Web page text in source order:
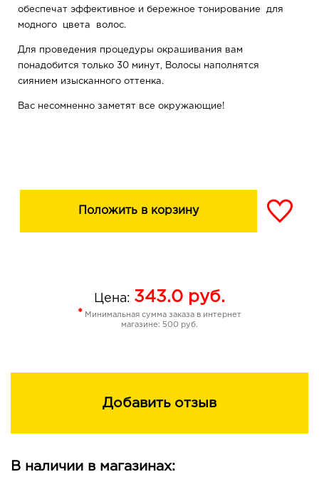
обеспечат эффективное и бережное тонирование для
модного цвета волос.
Для проведения процедуры окрашивания вам
понадобится только 30 минут, Волосы наполнятся
сиянием изысканного оттенка.
Вас несомненно заметят все окружающие!
Положить в корзину
Цена: 343.0 руб.
* Минимальная сумма заказа в интернет
магазине: 500 руб.
Добавить отзыв
В наличии в магазинах: